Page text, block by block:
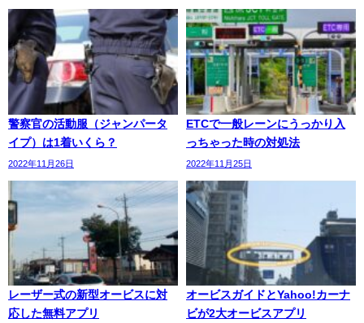
警察官の活動服（ジャンパータ
イプ）は1着いくら？
2022年11月26日
ETCで一般レーンにうっかり入
っちゃった時の対処法
2022年11月25日
レーザー式の新型オービスに対
応した無料アプリ
オービスガイドとYahoo!カーナ
ビが2大オービスアプリ